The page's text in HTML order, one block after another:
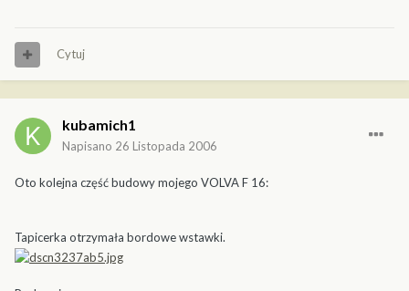
Cytuj
kubamich1
Napisano 26 Listopada 2006
Oto kolejna część budowy mojego VOLVA F 16:
Tapicerka otrzymała bordowe wstawki.